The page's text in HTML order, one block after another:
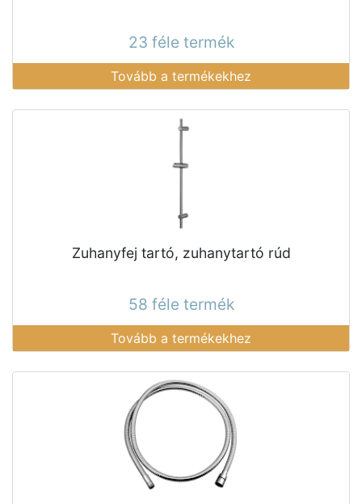
23 féle termék
Tovább a termékekhez
Zuhanyfej tartó, zuhanytartó rúd
58 féle termék
Tovább a termékekhez